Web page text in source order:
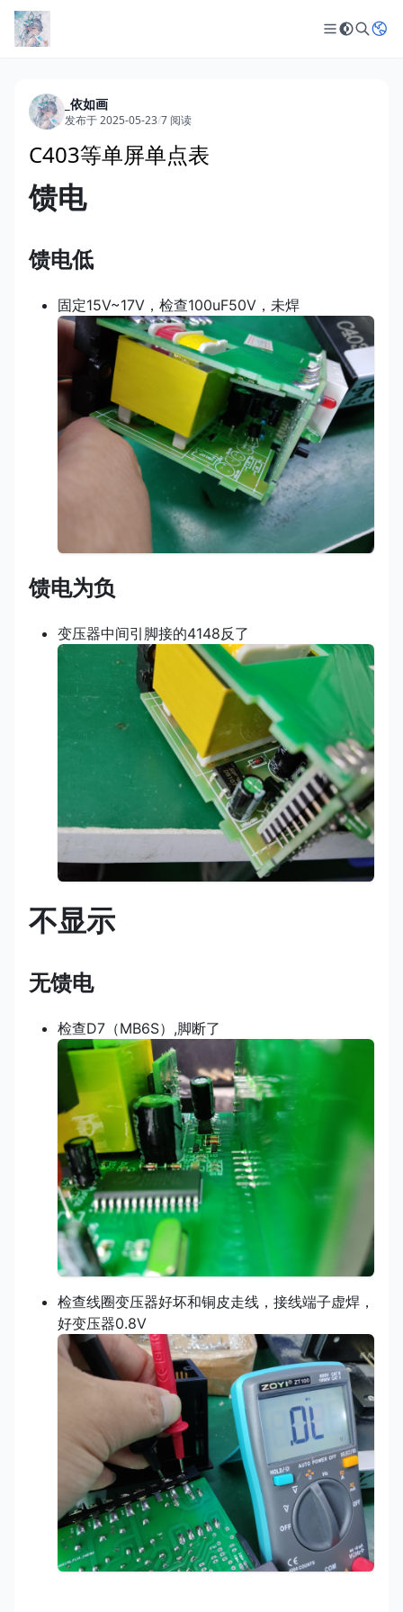
_依如画
发布于 2025-05-23/7 阅读
C403等单屏单点表
馈电
馈电低
固定15V~17V，检查100uF50V，未焊
馈电为负
变压器中间引脚接的4148反了
不显示
无馈电
检查D7（MB6S）,脚断了
检查线圈变压器好坏和铜皮走线，接线端子虚焊，
好变压器0.8V